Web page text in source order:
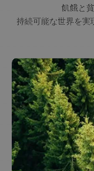
飢餓と
持続可能な世界を実